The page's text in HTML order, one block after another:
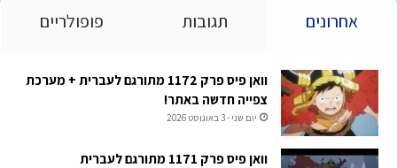
אחרונים תגובות פופולריים
וואן פיס פרק 1172 מתורגם לעברית + מערכת
צפייה חדשה באתר!
יום שני - 3 באוגוסט 2026
וואן פיס פרק 1171 מתורגם לעברית